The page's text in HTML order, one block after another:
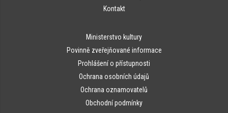
Kontakt
Ministerstvo kultury
Povinně zveřejňované informace
Prohlášení o přístupnosti
Ochrana osobních údajů
Ochrana oznamovatelů
Obchodní podmínky